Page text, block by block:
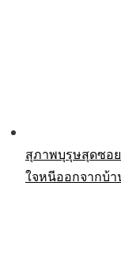
สุภาพบุรุษสุดซอย
ใจหนีออกจากบ้า